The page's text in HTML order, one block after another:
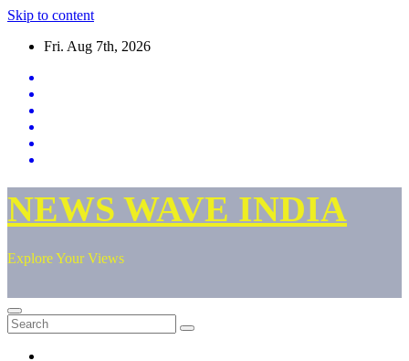
Skip to content
Fri. Aug 7th, 2026
NEWS WAVE INDIA
Explore Your Views